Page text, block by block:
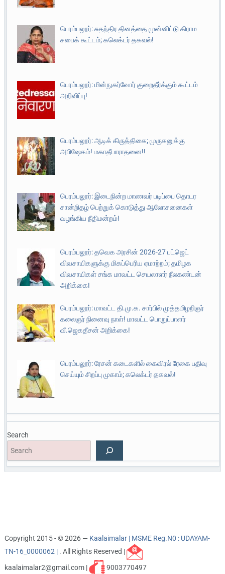
பெரம்பலூர்: சுதந்திர தினத்தை முன்னிட்டு கிராம
சபைக் கூட்டம்; கலெக்டர் தகவல்!
பெரம்பலூர்: மின்நுகர்வோர் குறைதீர்க்கும் கூட்டம்
அறிவிப்பு!
பெரம்பலூர்: ஆடிக் கிருத்திகை; முருகனுக்கு
அபிஷேகம்! மகாதீபாராதனை!!
பெரம்பலூர்: இடைநின்ற மாணவர் படிப்பை தொடர
சான்றிதழ் பெற்றுக் கொடுத்து ஆலோசனைகள்
வழங்கிய நீதிமன்றம்!
பெரம்பலூர்: தவெக அரசின் 2026-27 பட்ஜெட்
விவசாயிகளுக்கு மிகப்பெரிய ஏமாற்றம்; தமிழக
விவசாயிகள் சங்க மாவட்ட செயலாளர் நீலகண்டன்
அறிக்கை!
பெரம்பலூர்: மாவட்ட தி.மு.க. சார்பில் முத்தமிழறிஞர்
கலைஞர் நினைவு நாள்! மாவட்ட பொறுப்பாளர்
வீ.ஜெகதீசன் அறிக்கை!
பெரம்பலூர்: ரேசன் கடைகளில் கைவிரல் ரேகை பதிவு
செய்யும் சிறப்பு முகாம்; கலெக்டர் தகவல்!
Search
Copyright 2015 - © 2026 — Kaalaimalar | MSME Reg.N0 : UDAYAM-
TN-16_0000062 | . All Rights Reserved |
kaalaimalar2@gmail.com |
9003770497